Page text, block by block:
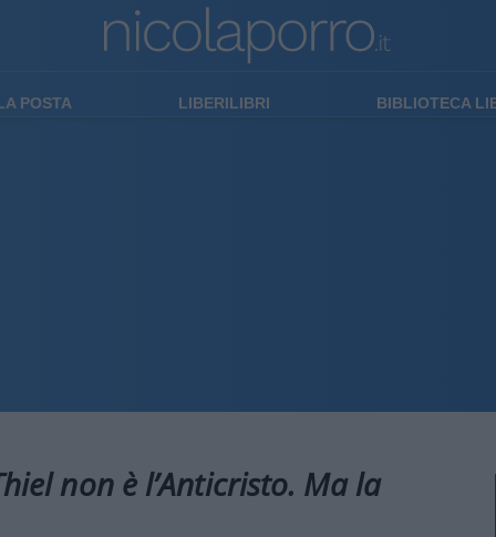
POSTA LIBERILIBRI BIBLIOTECA
non è l’Anticristo. Ma la